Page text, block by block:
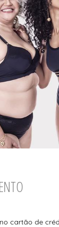
cartão de